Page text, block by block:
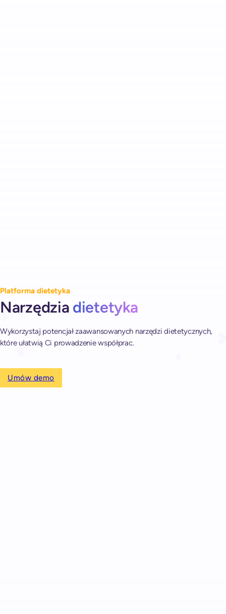
Platforma dietetyka
Narzędzia dietetyka
Wykorzystaj potencjał zaawansowanych narzędzi dietetycznych,
które ułatwią Ci prowadzenie współprac.
Umów demo